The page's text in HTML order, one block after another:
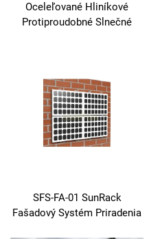
Oceleľované Hliníkové
Protiproudobné Slnečné
SFS-FA-01 SunRack
Fašadový Systém Priradenia